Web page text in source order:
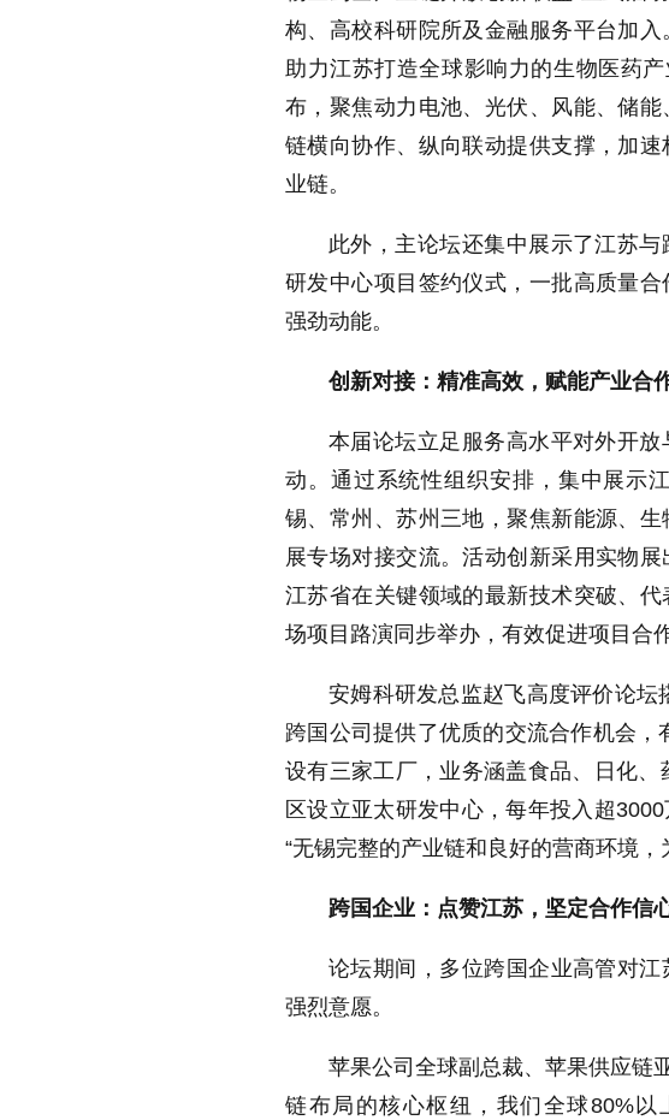
构、高校科研院所及金融服务平台加
助力江苏打造全球影响力的生物医药
布，聚焦动力电池、光伏、风能、储
链横向协作、纵向联动提供支撑，加
业链。
此外，主论坛还集中展示了江苏
研发中心项目签约仪式，一批高质量
强劲动能。
创新对接：精准高效，赋能产业合
本届论坛立足服务高水平对外开
动。通过系统性组织安排，集中展示
锡、常州、苏州三地，聚焦新能源、
展专场对接交流。活动创新采用实物
江苏省在关键领域的最新技术突破、
场项目路演同步举办，有效促进项目合
安姆科研发总监赵飞高度评价论坛
跨国公司提供了优质的交流合作机会，
设有三家工厂，业务涵盖食品、日化、
区设立亚太研发中心，每年投入超3000
“无锡完整的产业链和良好的营商环境，
跨国企业：点赞江苏，坚定合作信
论坛期间，多位跨国企业高管对
强烈意愿。
苹果公司全球副总裁、苹果供应链
链布局的核心枢纽，我们全球80%以